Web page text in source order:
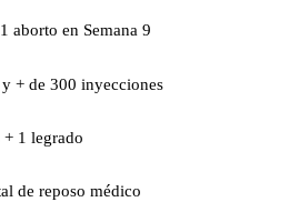
aborto en Semana 9
+ de 300 inyecciones
1 legrado
de reposo médico